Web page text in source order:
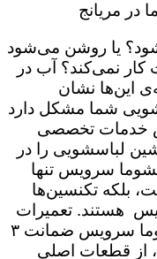
در مریانج
یا روشن می‌شود
نمی‌کند؟ آب در
این‌ها نشان
شما مشکل دارد
خدمات تخصصی
لباسشویی را در
سرویس تنها
بلکه تکنسین‌ها
هستند. تعمیرات
تخصصی ماشین لباسشویی پاکشوما سرویس ضمانت ۳
از قطعات اصلی